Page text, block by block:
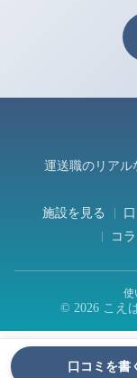
口コミを書
運送職のリアル
施設を見る
コ
使
© 2026 こえ